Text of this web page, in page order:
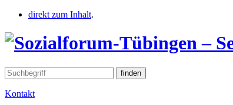
direkt zum Inhalt.
Kontakt